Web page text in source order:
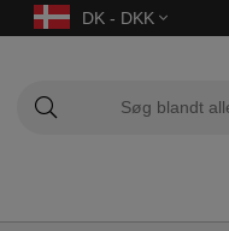
DK - DKK